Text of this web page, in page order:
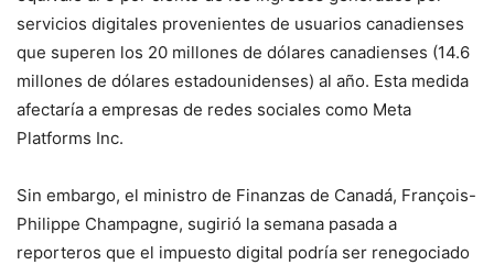
servicios digitales provenientes de usuarios canadienses
que superen los 20 millones de dólares canadienses (14.6
millones de dólares estadounidenses) al año. Esta medida
afectaría a empresas de redes sociales como Meta
Platforms Inc.
Sin embargo, el ministro de Finanzas de Canadá, François-
Philippe Champagne, sugirió la semana pasada a
reporteros que el impuesto digital podría ser renegociado